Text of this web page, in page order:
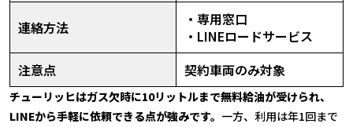
連絡方法
・専用窓口
・LINEロードサービス
注意点
契約車両のみ対象
チューリッヒはガス欠時に10リットルまで無料給油が受けられ、
LINEから手軽に依頼できる点が強みです。 一方、利用は年1回まで